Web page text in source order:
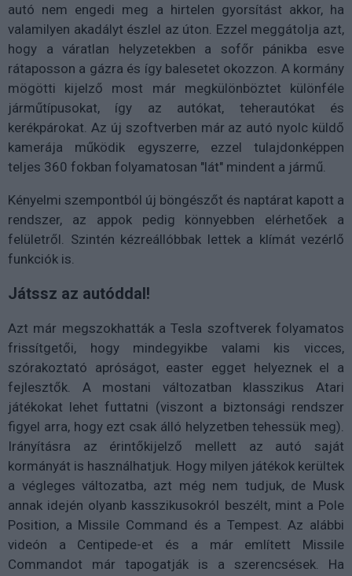
autó nem engedi meg a hirtelen gyorsítást akkor, ha
valamilyen akadályt észlel az úton. Ezzel meggátolja azt,
hogy a váratlan helyzetekben a sofőr pánikba esve
rátaposson a gázra és így balesetet okozzon. A kormány
mögötti kijelző most már megkülönböztet különféle
járműtípusokat, így az autókat, teherautókat és
kerékpárokat. Az új szoftverben már az autó nyolc küldő
kamerája működik egyszerre, ezzel tulajdonképpen
teljes 360 fokban folyamatosan "lát" mindent a jármű.
Kényelmi szempontból új böngészőt és naptárat kapott a
rendszer, az appok pedig könnyebben elérhetőek a
felületről. Szintén kézreállóbbak lettek a klímát vezérlő
funkciók is.
Játssz az autóddal!
Azt már megszokhatták a Tesla szoftverek folyamatos
frissítgetői, hogy mindegyikbe valami kis vicces,
szórakoztató apróságot, easter egget helyeznek el a
fejlesztők. A mostani változatban klasszikus Atari
játékokat lehet futtatni (viszont a biztonsági rendszer
figyel arra, hogy ezt csak álló helyzetben tehessük meg).
Irányításra az érintőkijelző mellett az autó saját
kormányát is használhatjuk. Hogy milyen játékok kerültek
a végleges változatba, azt még nem tudjuk, de Musk
annak idején olyanb kasszikusokról beszélt, mint a Pole
Position, a Missile Command és a Tempest. Az alábbi
videón a Centipede-et és a már említett Missile
Commandot már tapogatják is a szerencsések. Ha